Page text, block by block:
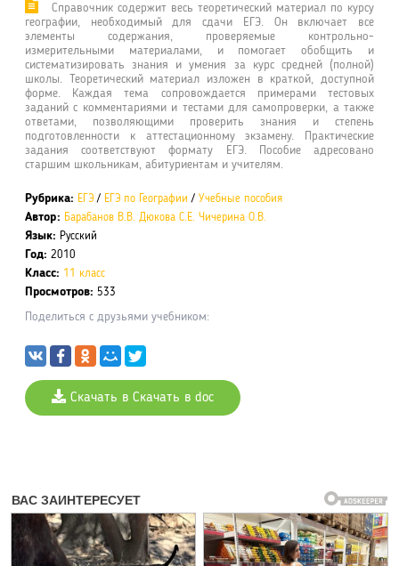
Справочник содержит весь теоретический материал по курсу
географии, необходимый для сдачи ЕГЭ. Он включает все
элементы содержания, проверяемые контрольно-
измерительными материалами, и помогает обобщить и
систематизировать знания и умения за курс средней (полной)
школы. Теоретический материал изложен в краткой, доступной
форме. Каждая тема сопровождается примерами тестовых
заданий с комментариями и тестами для самопроверки, а также
ответами, позволяющими проверить знания и степень
подготовленности к аттестационному экзамену. Практические
задания соответствуют формату ЕГЭ. Пособие адресовано
старшим школьникам, абитуриентам и учителям.
Рубрика: ЕГЭ / ЕГЭ по Географии / Учебные пособия
Автор: Барабанов В.В. Дюкова С.Е. Чичерина О.В.
Язык: Русский
Год: 2010
Класс: 11 класс
Просмотров: 533
Поделиться с друзьями учебником:
Скачать в Скачать в doc